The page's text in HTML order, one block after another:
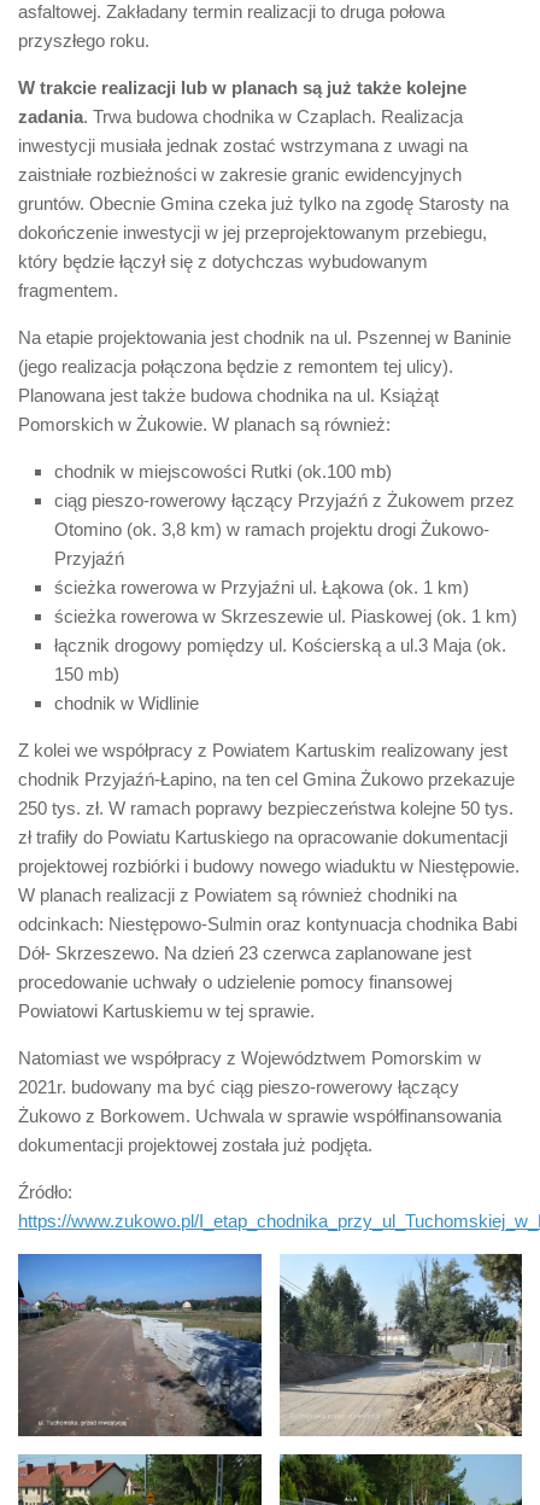
asfaltowej. Zakładany termin realizacji to druga połowa
przyszłego roku.
W trakcie realizacji lub w planach są już także kolejne
zadania. Trwa budowa chodnika w Czaplach. Realizacja
inwestycji musiała jednak zostać wstrzymana z uwagi na
zaistniałe rozbieżności w zakresie granic ewidencyjnych
gruntów. Obecnie Gmina czeka już tylko na zgodę Starosty na
dokończenie inwestycji w jej przeprojektowanym przebiegu,
który będzie łączył się z dotychczas wybudowanym
fragmentem.
Na etapie projektowania jest chodnik na ul. Pszennej w Baninie
(jego realizacja połączona będzie z remontem tej ulicy).
Planowana jest także budowa chodnika na ul. Książąt
Pomorskich w Żukowie. W planach są również:
chodnik w miejscowości Rutki (ok.100 mb)
ciąg pieszo-rowerowy łączący Przyjaźń z Żukowem przez
Otomino (ok. 3,8 km) w ramach projektu drogi Żukowo-
Przyjaźń
ścieżka rowerowa w Przyjaźni ul. Łąkowa (ok. 1 km)
ścieżka rowerowa w Skrzeszewie ul. Piaskowej (ok. 1 km)
łącznik drogowy pomiędzy ul. Kościerską a ul.3 Maja (ok.
150 mb)
chodnik w Widlinie
Z kolei we współpracy z Powiatem Kartuskim realizowany jest
chodnik Przyjaźń-Łapino, na ten cel Gmina Żukowo przekazuje
250 tys. zł. W ramach poprawy bezpieczeństwa kolejne 50 tys.
zł trafiły do Powiatu Kartuskiego na opracowanie dokumentacji
projektowej rozbiórki i budowy nowego wiaduktu w Niestępowie.
W planach realizacji z Powiatem są również chodniki na
odcinkach: Niestępowo-Sulmin oraz kontynuacja chodnika Babi
Dół- Skrzeszewo. Na dzień 23 czerwca zaplanowane jest
procedowanie uchwały o udzielenie pomocy finansowej
Powiatowi Kartuskiemu w tej sprawie.
Natomiast we współpracy z Województwem Pomorskim w
2021r. budowany ma być ciąg pieszo-rowerowy łączący
Żukowo z Borkowem. Uchwala w sprawie współfinansowania
dokumentacji projektowej została już podjęta.
Źródło:
https://www.zukowo.pl/